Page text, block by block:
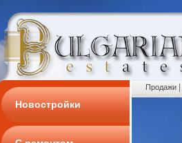
Новостройки
Продажи